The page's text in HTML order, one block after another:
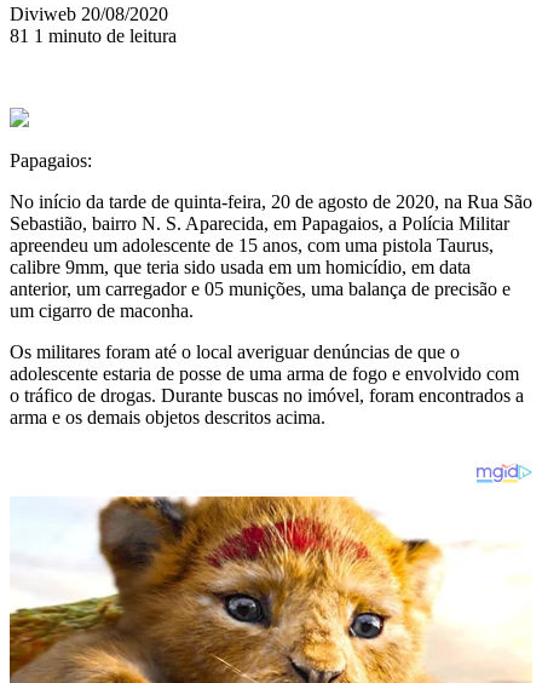
Diviweb Mande
um
20/08/2020
81 1 minuto de leitura
Papagaios:
No início da tarde de quinta-feira, 20 de agosto de 2020, na Rua São
Sebastião, bairro N. S. Aparecida, em Papagaios, a Polícia Militar
apreendeu um adolescente de 15 anos, com uma pistola Taurus,
calibre 9mm, que teria sido usada em um homicídio, em data
anterior, um carregador e 05 munições, uma balança de precisão e
um cigarro de maconha.
Os militares foram até o local averiguar denúncias de que o
adolescente estaria de posse de uma arma de fogo e envolvido com
o tráfico de drogas. Durante buscas no imóvel, foram encontrados a
arma e os demais objetos descritos acima.